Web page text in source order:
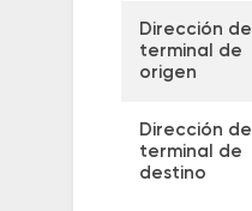
Dirección de
terminal de
origen
Dirección de
terminal de
destino